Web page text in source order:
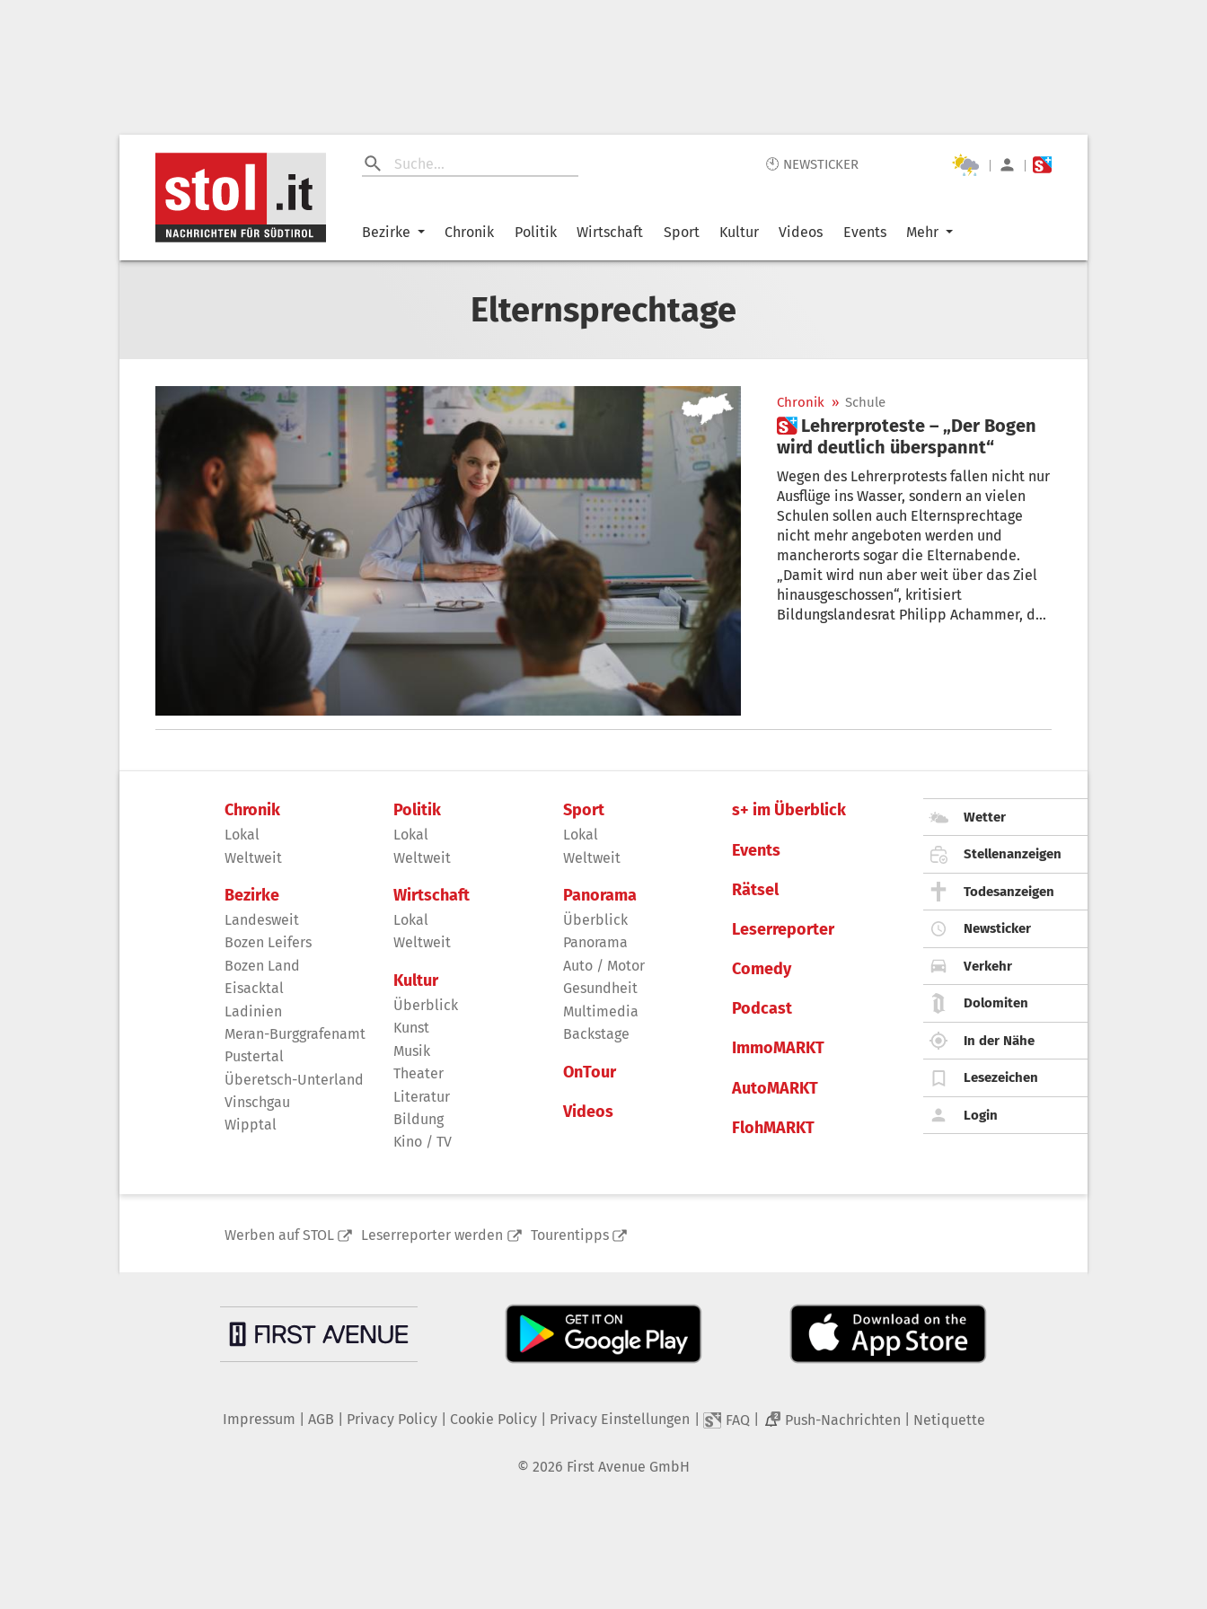
🕙 NEWSTICKER | |
Bezirke Chronik Politik Wirtschaft Sport Kultur Videos Events Mehr
Elternsprechtage
Chronik » Schule
 Lehrerproteste – „Der Bogen
wird deutlich überspannt“
Wegen des Lehrerprotests fallen nicht nur
Ausflüge ins Wasser, sondern an vielen
Schulen sollen auch Elternsprechtage
nicht mehr angeboten werden und
mancherorts sogar die Elternabende.
„Damit wird nun aber weit über das Ziel
hinausgeschossen“, kritisiert
Bildungslandesrat Philipp Achammer, der
Chronik
Lokal
Weltweit
Bezirke
Landesweit
Bozen Leifers
Bozen Land
Eisacktal
Ladinien
Meran-Burggrafenamt
Pustertal
Überetsch-Unterland
Vinschgau
Wipptal
Politik
Lokal
Weltweit
Wirtschaft
Lokal
Weltweit
Kultur
Überblick
Kunst
Musik
Theater
Literatur
Bildung
Kino / TV
Sport
Lokal
Weltweit
Panorama
Überblick
Panorama
Auto / Motor
Gesundheit
Multimedia
Backstage
OnTour
Videos
s+ im Überblick
Events
Rätsel
Leserreporter
Comedy
Podcast
ImmoMARKT
AutoMARKT
FlohMARKT
Wetter
Stellenanzeigen
Todesanzeigen
Newsticker
Verkehr
Dolomiten
In der Nähe
Lesezeichen
Login
Werben auf STOL Leserreporter werden Tourentipps
Impressum AGB Privacy Policy| Cookie Policy| Privacy Einstellungen FAQ 2 Push-Nachrichten Netiquette
© 2026 First Avenue GmbH